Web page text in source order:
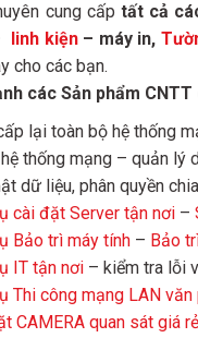
cung cấptất cả
linh kiện– máy in,
cho các bạn.
các Sản phẩm
lại toàn bộ hệ thống
thống mạng – quản lý
dữ liệu, phân quyền
cài đặt Server tận nơi –
Bảo trì máy tính – Bảo
IT tận nơi – kiểm tra lỗi
Thi công mạng LAN văn
CAMERA quan sát giá rẻ